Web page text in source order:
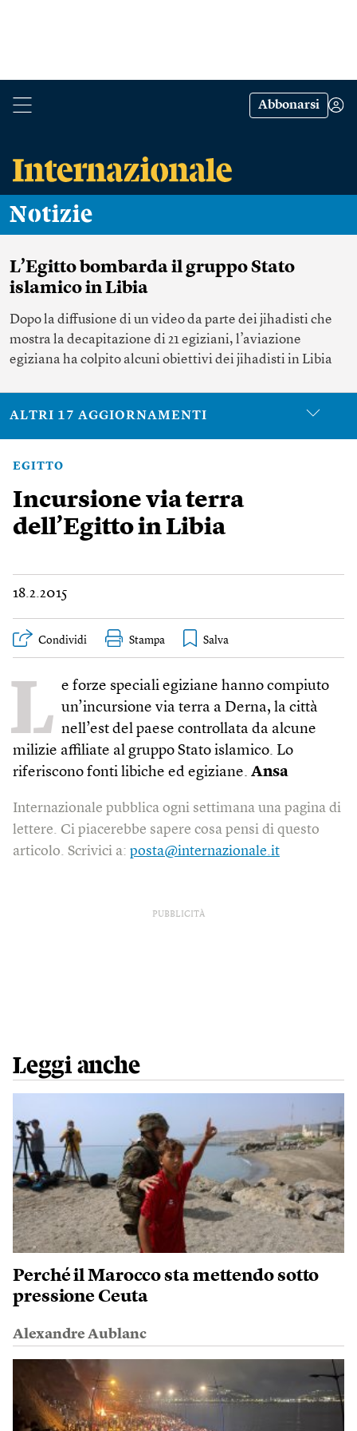
Abbonarsi
Notizie
L’Egitto bombarda il gruppo Stato
islamico in Libia
Dopo la diffusione di un video da parte dei jihadisti che
mostra la decapitazione di 21 egiziani, l’aviazione
egiziana ha colpito alcuni obiettivi dei jihadisti in Libia
ALTRI 17 AGGIORNAMENTI
EGITTO
Incursione via terra
dell’Egitto in Libia
18.2.2015
Condividi Stampa
L e forze speciali egiziane hanno compiuto
un’incursione via terra a Derna, la città
nell’est del paese controllata da alcune
milizie affiliate al gruppo Stato islamico. Lo
riferiscono fonti libiche ed egiziane. Ansa
Internazionale pubblica ogni settimana una pagina di
lettere. Ci piacerebbe sapere cosa pensi di questo
articolo. Scrivici a: posta@internazionale.it
PUBBLICITÀ
Leggi anche
Perché il Marocco sta mettendo sotto
pressione Ceuta
Alexandre Aublanc